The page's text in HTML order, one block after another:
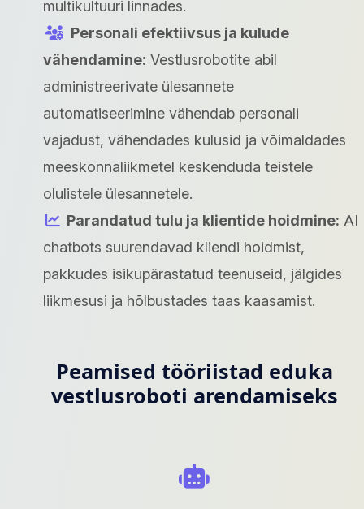
multikultuuri linnades.
Personali efektiivsus ja kulude
vähendamine: Vestlusrobotite abil
administreerivate ülesannete
automatiseerimine vähendab personali
vajadust, vähendades kulusid ja võimaldades
meeskonnaliikmetel keskenduda teistele
olulistele ülesannetele.
Parandatud tulu ja klientide hoidmine: AI
chatbots suurendavad kliendi hoidmist,
pakkudes isikupärastatud teenuseid, jälgides
liikmesusi ja hõlbustades taas kaasamist.
Peamised tööriistad eduka
vestlusroboti arendamiseks